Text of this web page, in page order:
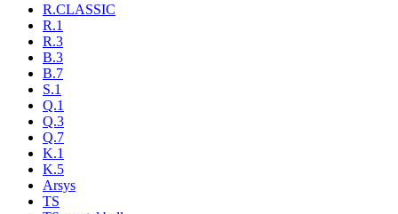
R.CLASSIC
R.1
R.3
B.3
B.7
S.1
Q.1
Q.3
Q.7
K.1
K.5
Arsys
TS